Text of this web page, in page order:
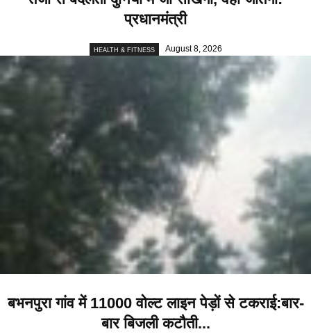
प्रधानमंत्री
HEALTH & FITNESS August 8, 2026
बभनपुरा गांव में 11000 वोल्ट लाइन पेड़ों से टकराई:बार-
बार बिजली कटौती...